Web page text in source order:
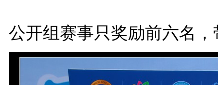
公开组赛事只奖励前六名